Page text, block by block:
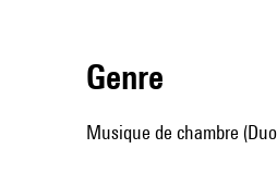
genre
Musique de chambre